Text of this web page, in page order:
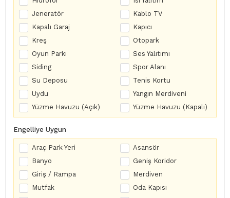
Jeneratör
Kablo TV
Kapalı Garaj
Kapıcı
Kreş
Otopark
Oyun Parkı
Ses Yalıtımı
Siding
Spor Alanı
Su Deposu
Tenis Kortu
Uydu
Yangın Merdiveni
Yüzme Havuzu (Açık)
Yüzme Havuzu (Kapalı)
Engelliye Uygun
Araç Park Yeri
Asansör
Banyo
Geniş Koridor
Giriş / Rampa
Merdiven
Mutfak
Oda Kapısı